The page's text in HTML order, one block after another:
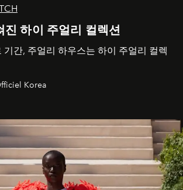
진 하이 주얼리 컬렉션
기간, 주얼리 하우스는 하이 주얼리 컬렉
Korea